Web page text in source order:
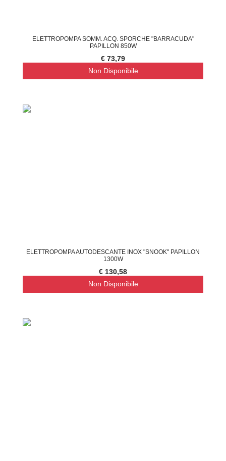
ELETTROPOMPA SOMM. ACQ. SPORCHE "BARRACUDA"
PAPILLON 850W
€ 73,79
Non Disponibile
ELETTROPOMPA AUTODESCANTE INOX "SNOOK" PAPILLON
1300W
€ 130,58
Non Disponibile